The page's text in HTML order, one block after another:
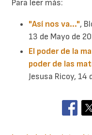
Para leer más:
"Así nos va...",
13 de Mayo de
El poder de la
poder de las
Jesusa Ricoy, 14